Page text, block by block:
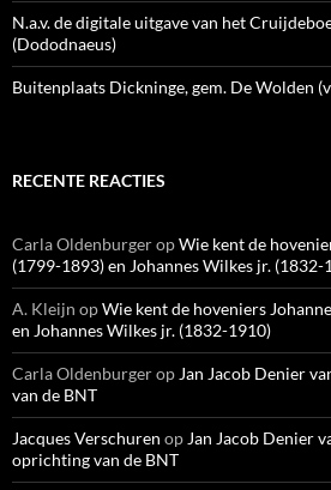
N.a.v. de digitale uitgave van het
(Dododnaeus)
Buitenplaats Dickninge, gem. De Wolden
RECENTE REACTIES
Carla OldenburgeropWie kent de
(1799-1893) en Johannes Wilkes jr. (1832-
A. Kleijn opWie kent de hoveniers
en Johannes Wilkes jr. (1832-1910)
Carla Oldenburgerop Jan Jacob Denier
van de BNT
Jacques Verschuren op Jan Jacob Denier
oprichting van de BNT